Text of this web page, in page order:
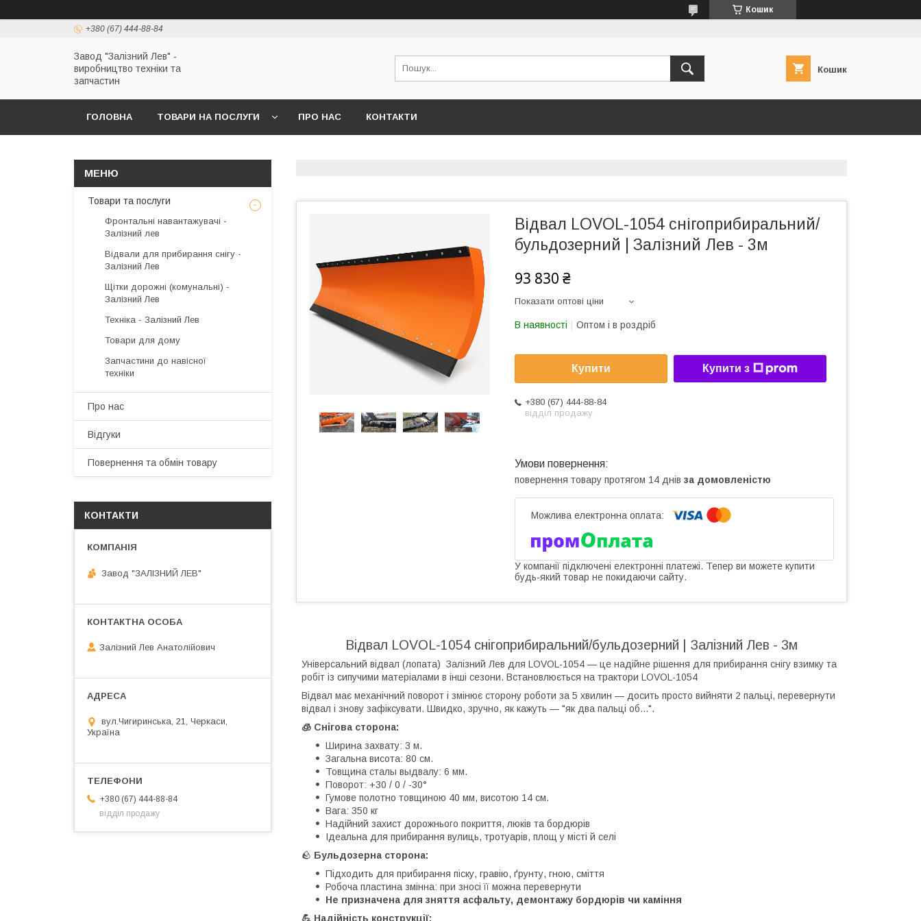
Кошик
+380 (67) 444-88-84
Завод "Залізний Лев" -
виробництво техніки та
запчастин
Кошик
ГОЛОВНА ТОВАРИ НА ПОСЛУГИ ПРО НАС КОНТАКТИ
Відвал LOVOL-1054 снігоприбиральний/
бульдозерний | Залізний Лев - 3м
93 830 ₴
Показати оптові ціни
В наявності Оптом і в роздріб
Купити Купити з
+380 (67) 444-88-84
відділ продажу
повернення товару протягом 14 днів за домовленістю
У компанії підключені електронні платежі. Тепер ви можете купити
будь-який товар не покидаючи сайту.
Відвал LOVOL-1054 снігоприбиральний/бульдозерний | Залізний Лев - 3м
Універсальний відвал (лопата) Залізний Лев для LOVOL-1054 — це надійне рішення для прибирання снігу взимку та
робіт із сипучими матеріалами в інші сезони. Встановлюється на трактори LOVOL-1054
Відвал має механічний поворот і змінює сторону роботи за 5 хвилин — досить просто вийняти 2 пальці, перевернути
відвал і знову зафіксувати. Швидко, зручно, як кажуть — "як два пальці об...".
🧊 Снігова сторона:
Ширина захвату: 3 м.
Загальна висота: 80 см.
Товщина сталы выдвалу: 6 мм.
Поворот: +30 / 0 / -30°
Гумове полотно товщиною 40 мм, висотою 14 см.
Вага: 350 кг
Надійний захист дорожнього покриття, люків та бордюрів
Ідеальна для прибирання вулиць, тротуарів, площ у місті й селі
🪨 Бульдозерна сторона:
Підходить для прибирання піску, гравію, ґрунту, гною, сміття
Робоча пластина змінна: при зносі її можна перевернути
Не призначена для зняття асфальту, демонтажу бордюрів чи каміння
💪 Надійність конструкції:
Товари та послуги
Фронтальні навантажувачі -
Залізний лев
Відвали для прибирання снігу -
Залізний Лев
Щітки дорожні (комунальні) -
Залізний Лев
Техніка - Залізний Лев
Товари для дому
Запчастини до навісної
техніки
Про нас
Відгуки
Повернення та обмін товару
КОНТАКТИ
Завод "ЗАЛІЗНИЙ ЛЕВ"
Залізний Лев Анатолійович
вул.Чигиринська, 21, Черкаси,
Україна
+380 (67) 444-88-84
відділ продажу